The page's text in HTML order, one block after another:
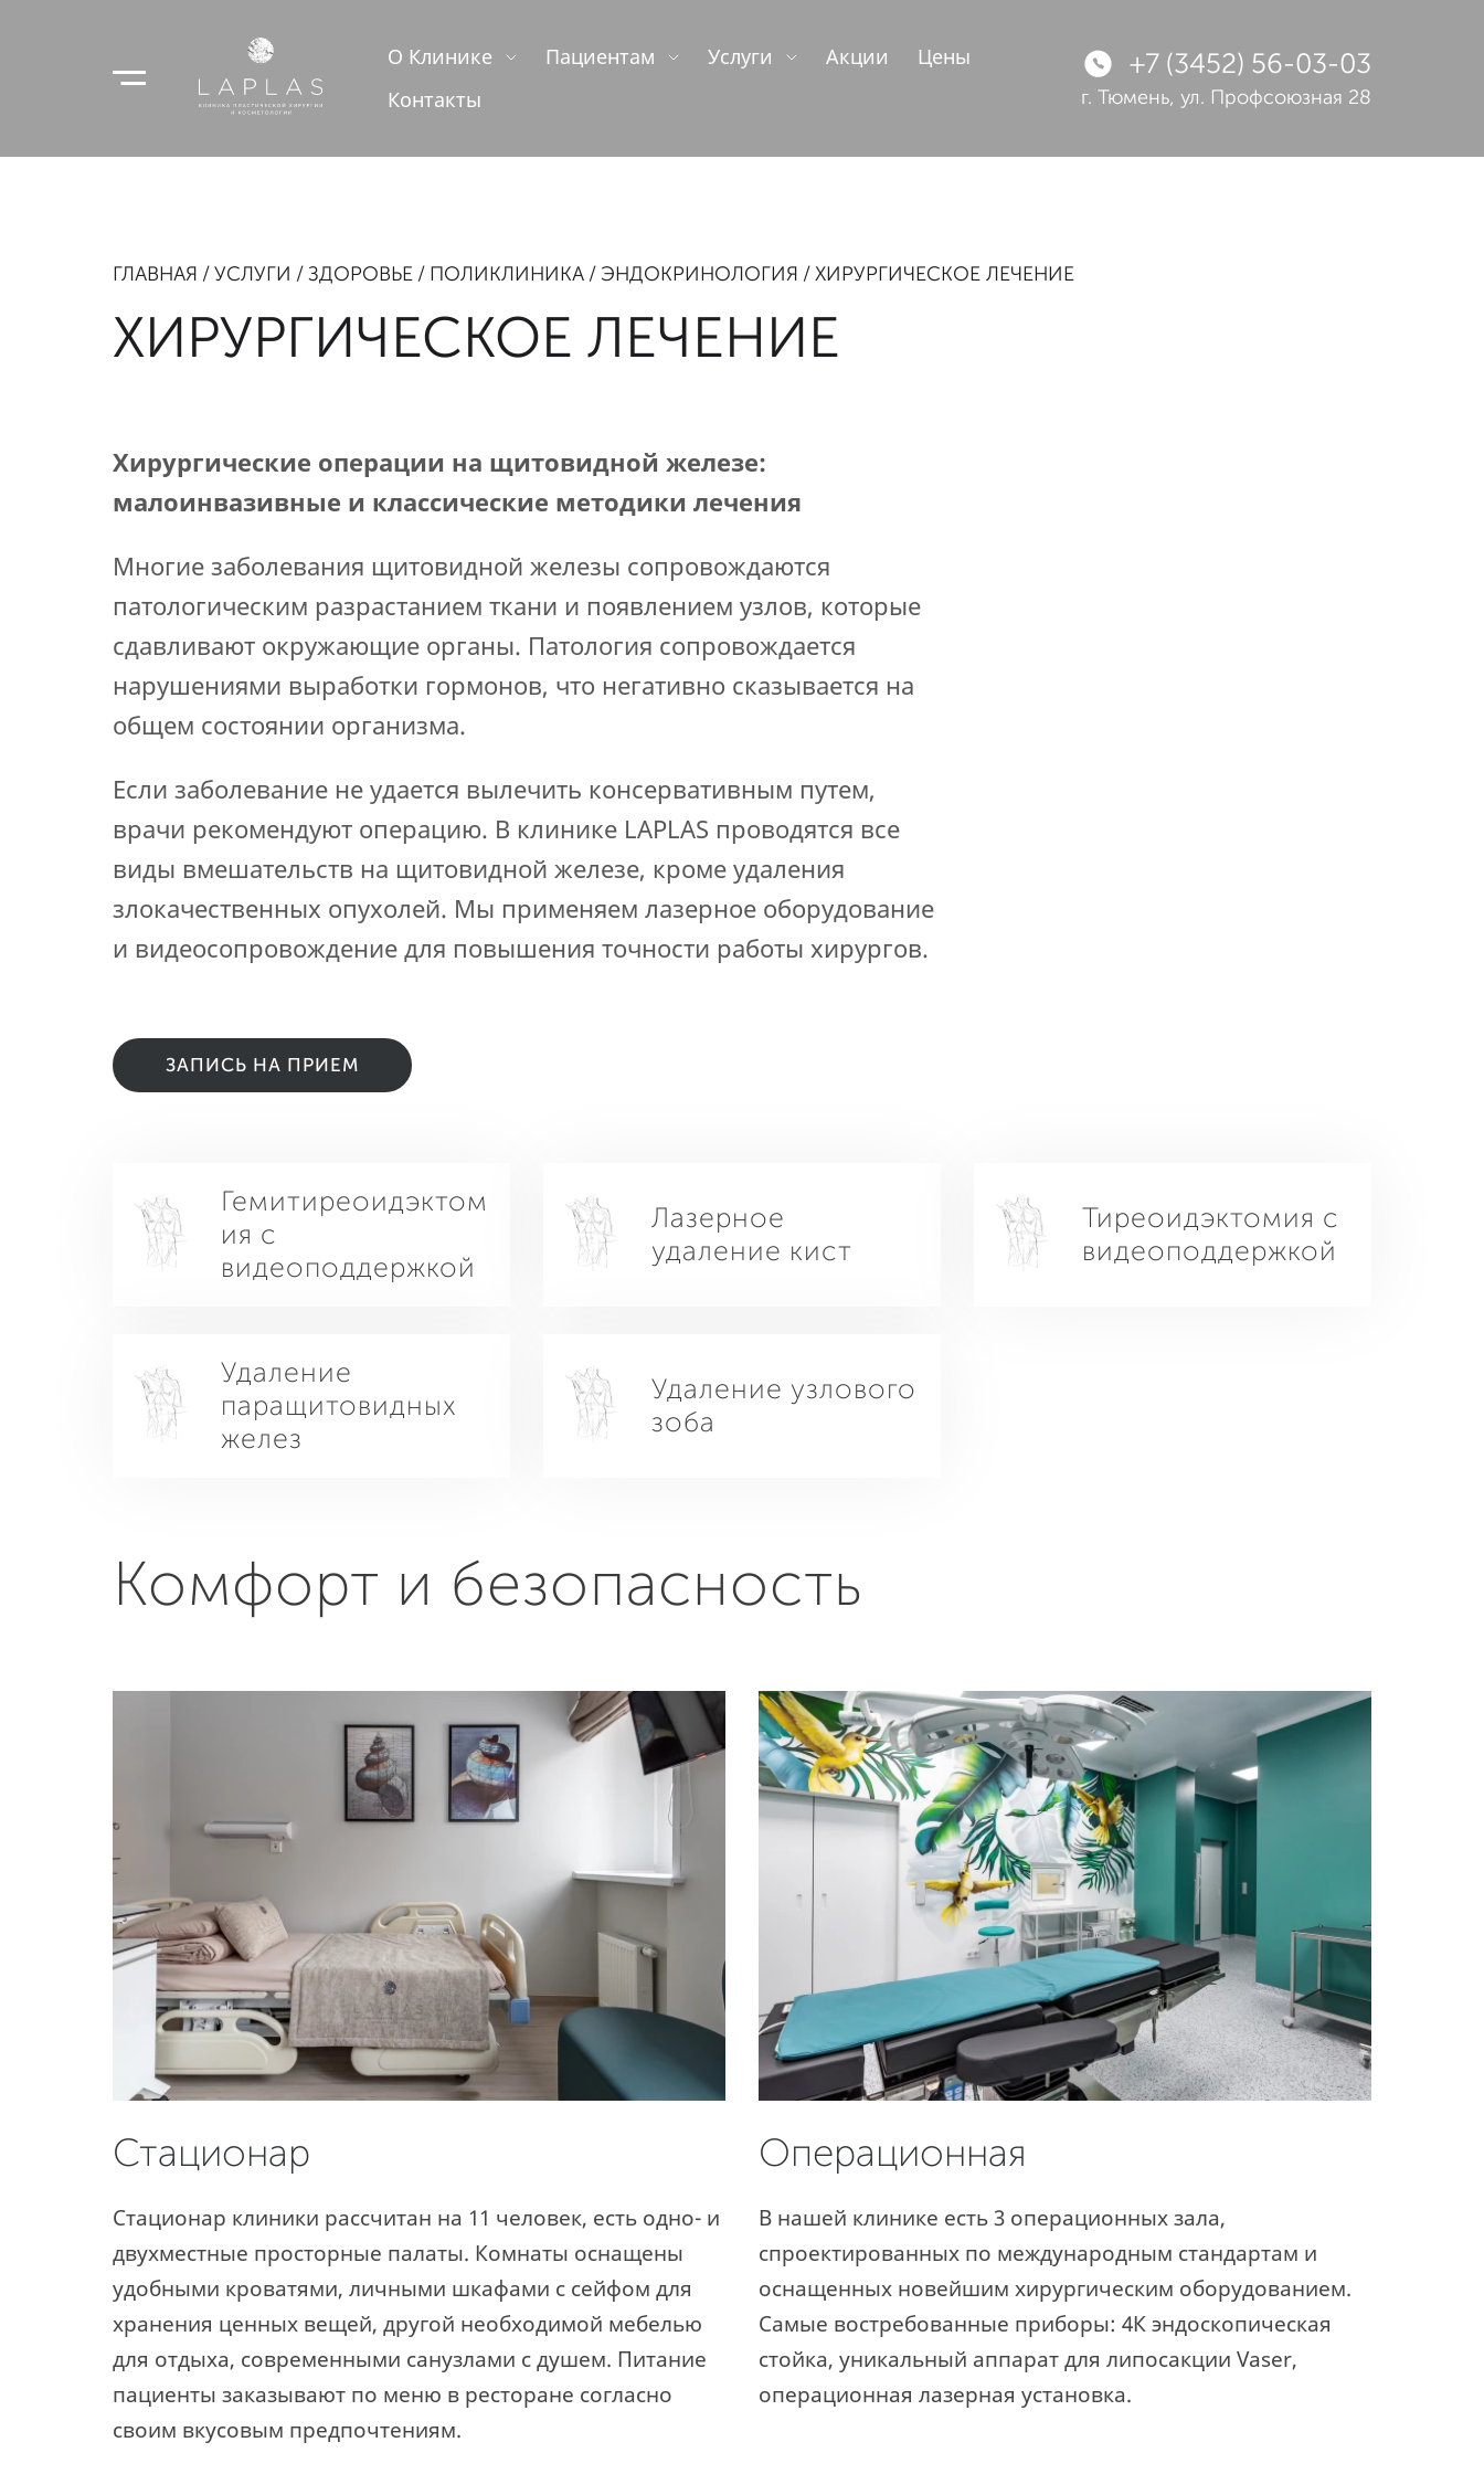
О Клинике Пациентам Услуги Акции
Цены
Контакты
+7 (3452) 56-03-03
г. Тюмень, ул. Профсоюзная 28
ГЛАВНАЯ УСЛУГИ ЗДОРОВЬЕ ПОЛИКЛИНИКА ЭНДОКРИНОЛОГИЯ ХИРУРГИЧЕСКОЕ ЛЕЧЕНИЕ
ХИРУРГИЧЕСКОЕ ЛЕЧЕНИЕ
Хирургические операции на щитовидной железе:
малоинвазивные и классические методики лечения
Многие заболевания щитовидной железы сопровождаются
патологическим разрастанием ткани и появлением узлов, которые
сдавливают окружающие органы. Патология сопровождается
нарушениями выработки гормонов, что негативно сказывается на
общем состоянии организма.
Если заболевание не удается вылечить консервативным путем,
врачи рекомендуют операцию. В клинике LAPLAS проводятся все
виды вмешательств на щитовидной железе, кроме удаления
злокачественных опухолей. Мы применяем лазерное оборудование
и видеосопровождение для повышения точности работы хирургов.
ЗАПИСЬ НА ПРИЕМ
Гемитиреоидэктом
ия с
видеоподдержкой
Лазерное
удаление кист
Тиреоидэктомия с
видеоподдержкой
Удаление
паращитовидных
желез
Удаление узлового
зоба
Комфорт и безопасность
Стационар
Стационар клиники рассчитан на 11 человек, есть одно- и
двухместные просторные палаты. Комнаты оснащены
удобными кроватями, личными шкафами с сейфом для
хранения ценных вещей, другой необходимой мебелью
для отдыха, современными санузлами с душем. Питание
пациенты заказывают по меню в ресторане согласно
своим вкусовым предпочтениям.
Операционная
В нашей клинике есть 3 операционных зала,
спроектированных по международным стандартам и
оснащенных новейшим хирургическим оборудованием.
Самые востребованные приборы: 4К эндоскопическая
стойка, уникальный аппарат для липосакции Vaser,
операционная лазерная установка.